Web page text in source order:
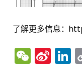
了解更多信息：